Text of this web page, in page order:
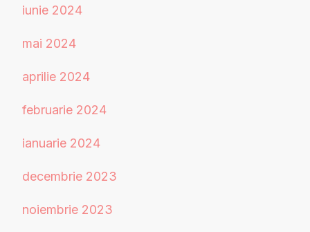
iunie 2024
mai 2024
aprilie 2024
februarie 2024
ianuarie 2024
decembrie 2023
noiembrie 2023